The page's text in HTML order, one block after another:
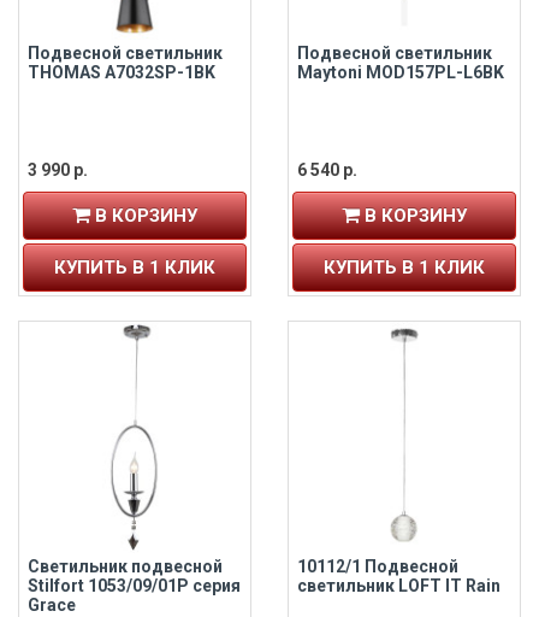
Подвесной светильник
THOMAS A7032SP-1BK
3 990 р.
В КОРЗИНУ
КУПИТЬ В 1 КЛИК
Подвесной светильник
Maytoni MOD157PL-L6BK
6 540 р.
В КОРЗИНУ
КУПИТЬ В 1 КЛИК
Светильник подвесной
Stilfort 1053/09/01P серия
Grace
10112/1 Подвесной
светильник LOFT IT Rain